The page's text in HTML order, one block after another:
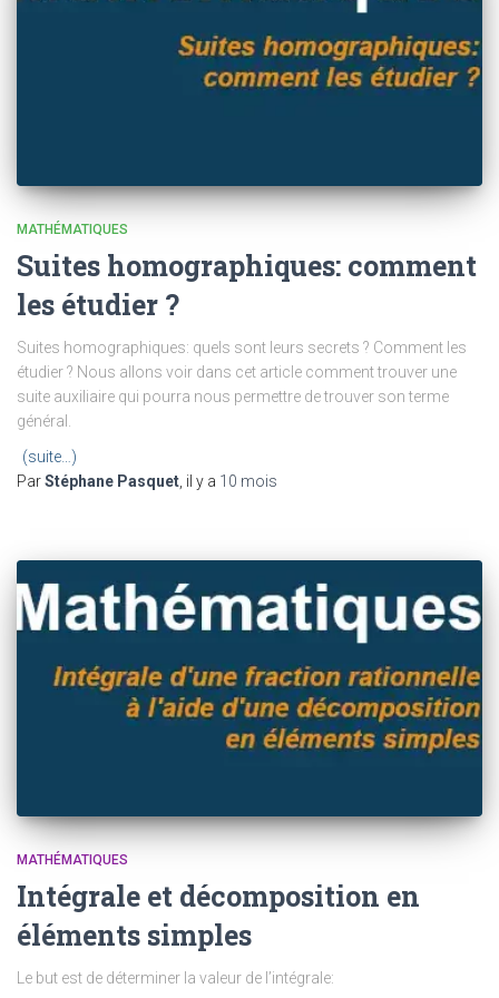
MATHÉMATIQUES
Suites homographiques: comment
les étudier ?
Suites homographiques: quels sont leurs secrets ? Comment les
étudier ? Nous allons voir dans cet article comment trouver une
suite auxiliaire qui pourra nous permettre de trouver son terme
général.
(suite…)
ParStéphane Pasquet, il y a 10 mois
MATHÉMATIQUES
Intégrale et décomposition en
éléments simples
Le but est de déterminer la valeur de l’intégrale: